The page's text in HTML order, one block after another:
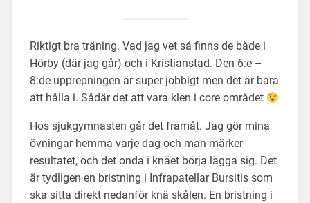
Riktigt bra träning. Vad jag vet så finns de både i
Hörby (där jag går) och i Kristianstad. Den 6:e –
8:de upprepningen är super jobbigt men det är bara
att hålla i. Sådär det att vara klen i core området
Hos sjukgymnasten går det framåt. Jag gör mina
övningar hemma varje dag och man märker
resultatet, och det onda i knäet börja lägga sig. Det
är tydligen en bristning i Infrapatellar Bursitis som
ska sitta direkt nedanför knä skålen. En bristning i